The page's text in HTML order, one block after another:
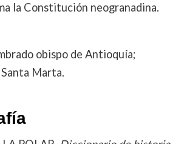
la Constitución neogranadina.
obispo de Antioquía;
Marta.